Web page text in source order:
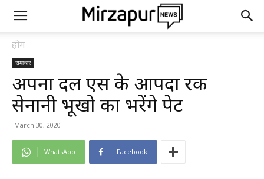
होम
समाचार
अपना दल एस के आपदा रक्षक
सेनानी भूखो का भरेंगे पेट
March 30, 2020
WhatsApp Facebook